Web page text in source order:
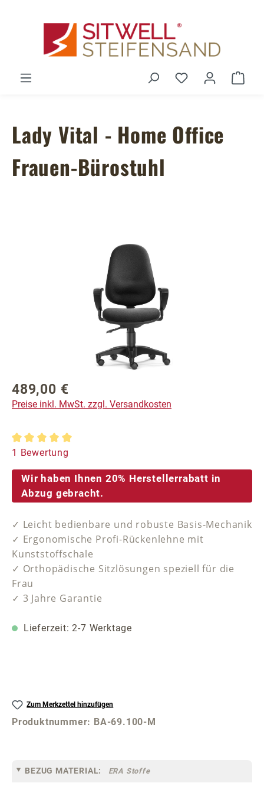
Du hast 0
Lady Vital - Home Office
Frauen-Bürostuhl
Bildergalerie überspringen
Regulärer Preis:
489,00 €
Preise inkl. MwSt. zzgl. Versandkosten
Durchschnittliche Bewertung von 5 von 5 Sternen
1 Bewertung
Wir haben Ihnen 20% Herstellerrabatt in
Abzug gebracht.
✓ Leicht bedienbare und robuste Basis-Mechanik
✓ Ergonomische Profi-Rückenlehne mit
Kunststoffschale
✓ Orthopädische Sitzlösungen speziell für die
Frau
✓ 3 Jahre Garantie
Lieferzeit: 2-7 Werktage
Zum Merkzettel hinzufügen
Produktnummer: BA-69.100-M
BEZUG MATERIAL: ERA Stoffe